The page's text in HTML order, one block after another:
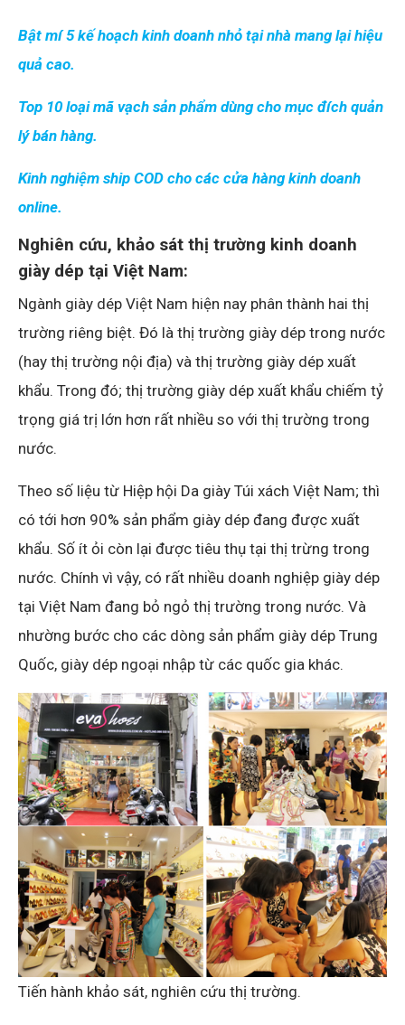
Bật mí 5 kế hoạch kinh doanh nhỏ tại nhà mang lại hiệu
quả cao.
Top 10 loại mã vạch sản phẩm dùng cho mục đích quản
lý bán hàng.
Kinh nghiệm ship COD cho các cửa hàng kinh doanh
online.
Nghiên cứu, khảo sát thị trường kinh doanh
giày dép tại Việt Nam:
Ngành giày dép Việt Nam hiện nay phân thành hai thị
trường riêng biệt. Đó là thị trường giày dép trong nước
(hay thị trường nội địa) và thị trường giày dép xuất
khẩu. Trong đó; thị trường giày dép xuất khẩu chiếm tỷ
trọng giá trị lớn hơn rất nhiều so với thị trường trong
nước.
Theo số liệu từ Hiệp hội Da giày Túi xách Việt Nam; thì
có tới hơn 90% sản phẩm giày dép đang được xuất
khẩu. Số ít ỏi còn lại được tiêu thụ tại thị trừng trong
nước. Chính vì vậy, có rất nhiều doanh nghiệp giày dép
tại Việt Nam đang bỏ ngỏ thị trường trong nước. Và
nhường bước cho các dòng sản phẩm giày dép Trung
Quốc, giày dép ngoại nhập từ các quốc gia khác.
Tiến hành khảo sát, nghiên cứu thị trường.